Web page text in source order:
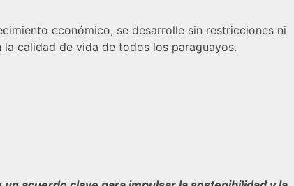
económico, se desarrolle sin restricciones ni
calidad de vida de todos los paraguayos.